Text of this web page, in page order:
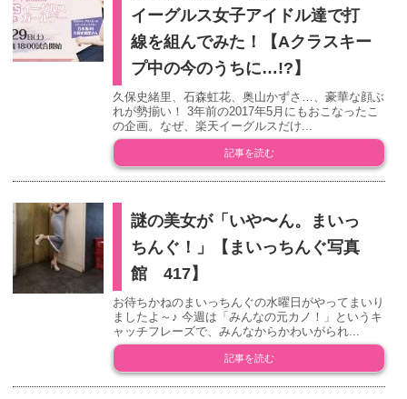
イーグルス女子アイドル達で打
線を組んでみた！【Aクラスキー
プ中の今のうちに…!?】
久保史緒里、石森虹花、奥山かずさ…、豪華な顔ぶ
れが勢揃い！ 3年前の2017年5月にもおこなったこ
の企画。なぜ、楽天イーグルスだけ...
記事を読む
謎の美女が「いや〜ん。まいっ
ちんぐ！」【まいっちんぐ写真
館 417】
お待ちかねのまいっちんぐの水曜日がやってまいり
ましたよ～♪ 今週は「みんなの元カノ！」というキ
ャッチフレーズで、みんなからかわいがられ...
記事を読む